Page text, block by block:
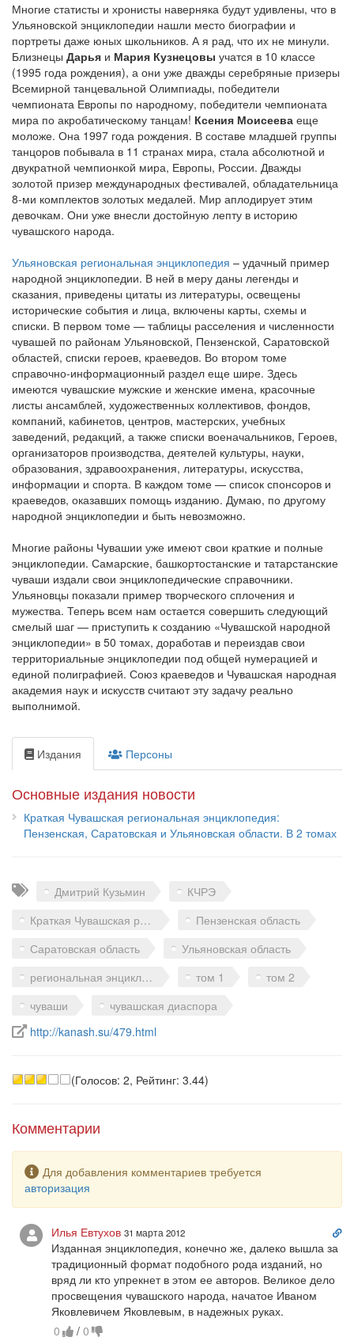
Многие статисты и хронисты наверняка будут удивлены, что в
Ульяновской энциклопедии нашли место биографии и
портреты даже юных школьников. А я рад, что их не минули.
Близнецы Дарья и Мария Кузнецовы учатся в 10 классе
(1995 года рождения), а они уже дважды серебряные призеры
Всемирной танцевальной Олимпиады, победители
чемпионата Европы по народному, победители чемпионата
мира по акробатическому танцам! Ксения Моисеева еще
моложе. Она 1997 года рождения. В составе младшей группы
танцоров побывала в 11 странах мира, стала абсолютной и
двукратной чемпионкой мира, Европы, России. Дважды
золотой призер международных фестивалей, обладательница
8-ми комплектов золотых медалей. Мир аплодирует этим
девочкам. Они уже внесли достойную лепту в историю
чувашского народа.
Ульяновская региональная энциклопедия – удачный пример
народной энциклопедии. В ней в меру даны легенды и
сказания, приведены цитаты из литературы, освещены
исторические события и лица, включены карты, схемы и
списки. В первом томе — таблицы расселения и численности
чувашей по районам Ульяновской, Пензенской, Саратовской
областей, списки героев, краеведов. Во втором томе
справочно-информационный раздел еще шире. Здесь
имеются чувашские мужские и женские имена, красочные
листы ансамблей, художественных коллективов, фондов,
компаний, кабинетов, центров, мастерских, учебных
заведений, редакций, а также списки военачальников, Героев,
организаторов производства, деятелей культуры, науки,
образования, здравоохранения, литературы, искусства,
информации и спорта. В каждом томе — список спонсоров и
краеведов, оказавших помощь изданию. Думаю, по другому
народной энциклопедии и быть невозможно.
Многие районы Чувашии уже имеют свои краткие и полные
энциклопедии. Самарские, башкортостанские и татарстанские
чуваши издали свои энциклопедические справочники.
Ульяновцы показали пример творческого сплочения и
мужества. Теперь всем нам остается совершить следующий
смелый шаг — приступить к созданию «Чувашской народной
энциклопедии» в 50 томах, доработав и переиздав свои
территориальные энциклопедии под общей нумерацией и
единой полиграфией. Союз краеведов и Чувашская народная
академия наук и искусств считают эту задачу реально
выполнимой.
Издания Персоны
Основные издания новости
Краткая Чувашская региональная энциклопедия:
Пензенская, Саратовская и Ульяновская области. В 2 томах
Теги Дмитрий Кузьмин
КЧРЭ
Краткая Чувашская региональная энциклопедия
Пензенская область
Саратовская область
Ульяновская область
региональная энциклопедия
том 1
том 2
чуваши
чувашская диаспора
Ссылка на источник в интернете
http://kanash.su/479.html
(Голосов: 2, Рейтинг: 3.44)
Комментарии
Предупреждение
Для добавления комментариев требуется
авторизация
Илья Евтухов 31 марта 2012
Изданная энциклопедия, конечно же, далеко вышла за
традиционный формат подобного рода изданий, но
вряд ли кто упрекнет в этом ее авторов. Великое дело
просвещения чувашского народа, начатое Иваном
Яковлевичем Яковлевым, в надежных руках.
0
/ 0